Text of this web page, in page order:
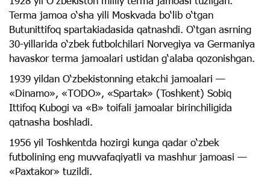
Terma jamoa o‘sha yili Moskvada bo‘lib o‘tgan
Butunittifoq spartakiadasida qatnashdi. O‘tgan asrning
30-yillarida o‘zbek futbolchilari Norvegiya va Germaniya
havaskor terma jamoalari ustidan g‘alaba qozonishgan.
1939 yildan O‘zbekistonning etakchi jamoalari —
«Dinamo», «TODO», «Spartak» (Toshkent) Sobiq
Ittifoq Kubogi va «B» toifali jamoalar birinchiligida
qatnasha boshladi.
1956 yil Toshkentda hozirgi kunga qadar o‘zbek
futbolining eng muvvafaqiyatli va mashhur jamoasi —
«Paxtakor» tuzildi.